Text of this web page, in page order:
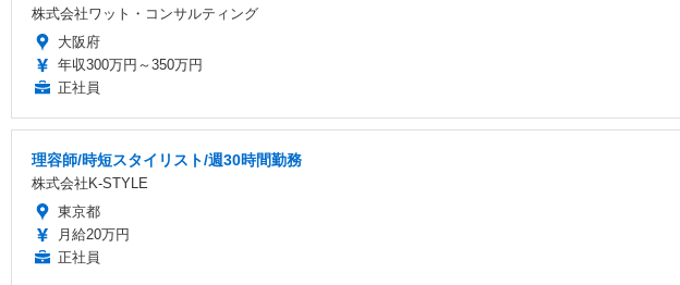
株式会社ワット・コンサルティング
大阪府
年収300万円～350万円
正社員
理容師/時短スタイリスト/週30時間勤務
株式会社K-STYLE
東京都
月給20万円
正社員